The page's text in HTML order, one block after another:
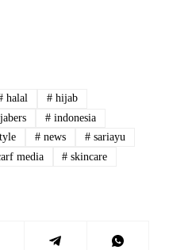
halal # hijab
# indonesia
# news # sariayu
media # skincare